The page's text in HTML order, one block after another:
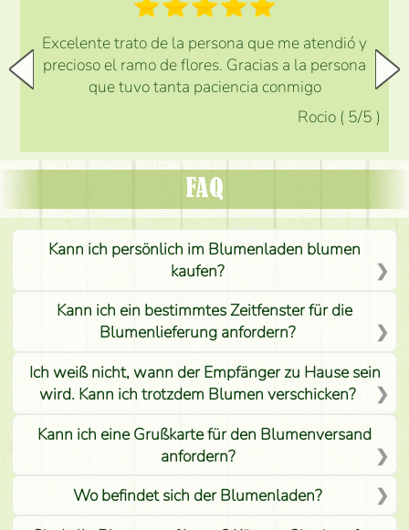
Excelente trato de la persona que me atendió y
precioso el ramo de flores. Gracias a la persona
que tuvo tanta paciencia conmigo
Rocio ( 5/5 )
FAQ
Kann ich persönlich im Blumenladen blumen
kaufen?
Kann ich ein bestimmtes Zeitfenster für die
Blumenlieferung anfordern?
Ich weiß nicht, wann der Empfänger zu Hause sein
wird. Kann ich trotzdem Blumen verschicken?
Kann ich eine Grußkarte für den Blumenversand
anfordern?
Wo befindet sich der Blumenladen?